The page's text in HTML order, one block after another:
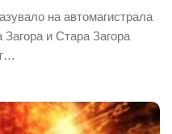
на автомагистрала
и Стара Загора